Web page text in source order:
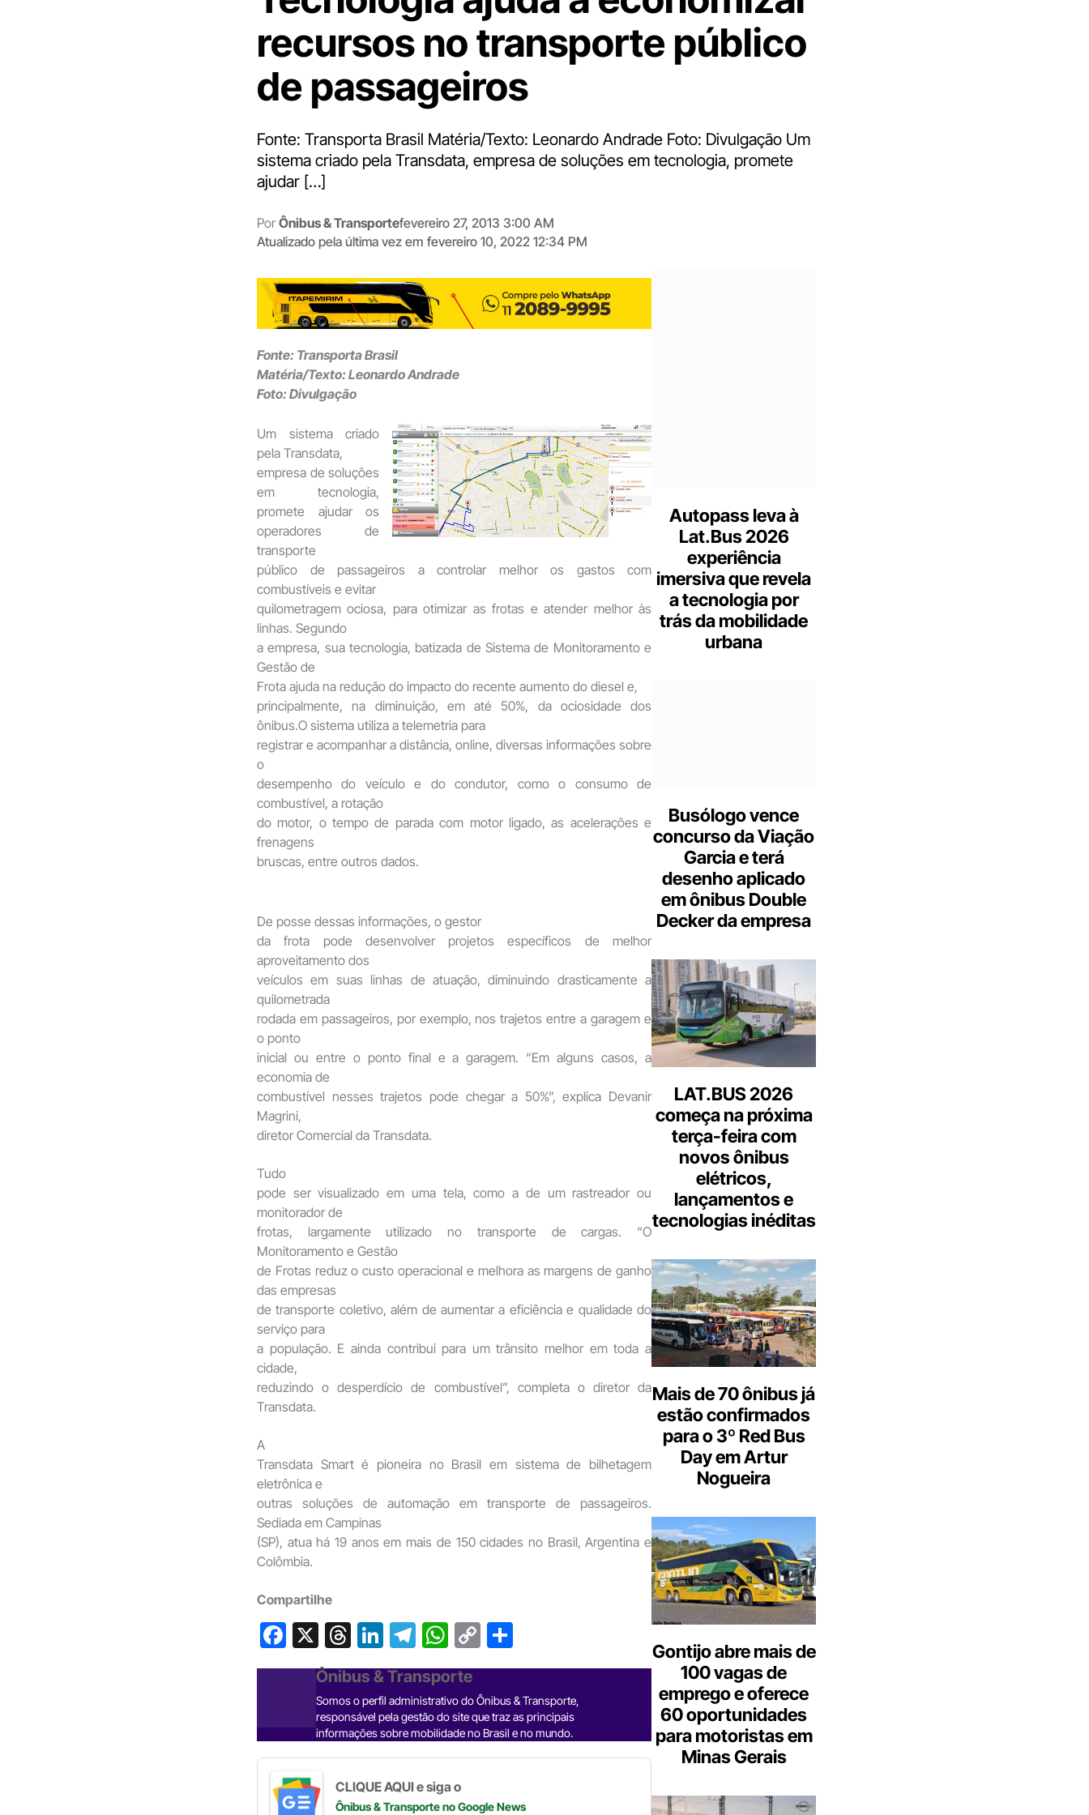
recursos no transporte público
de passageiros
Fonte: Transporta Brasil Matéria/Texto: Leonardo Andrade Foto: Divulgação Um
sistema criado pela Transdata, empresa de soluções em tecnologia, promete
ajudar […]
Por Ônibus & Transportefevereiro 27, 2013 3:00 AM
Atualizado pela última vez em fevereiro 10, 2022 12:34 PM
Fonte: Transporta Brasil
Matéria/Texto: Leonardo Andrade
Foto: Divulgação
Um sistema criado
pela Transdata,
empresa de soluções
em tecnologia,
promete ajudar os
operadores de
transporte
público de passageiros a controlar melhor os gastos com
combustíveis e evitar
quilometragem ociosa, para otimizar as frotas e atender melhor às
linhas. Segundo
a empresa, sua tecnologia, batizada de Sistema de Monitoramento e
Gestão de
Frota ajuda na redução do impacto do recente aumento do diesel e,
principalmente, na diminuição, em até 50%, da ociosidade dos
ônibus.O sistema utiliza a telemetria para
registrar e acompanhar a distância, online, diversas informações sobre
o
desempenho do veículo e do condutor, como o consumo de
combustível, a rotação
do motor, o tempo de parada com motor ligado, as acelerações e
frenagens
bruscas, entre outros dados.
De posse dessas informações, o gestor
da frota pode desenvolver projetos específicos de melhor
aproveitamento dos
veículos em suas linhas de atuação, diminuindo drasticamente a
quilometrada
rodada em passageiros, por exemplo, nos trajetos entre a garagem e
o ponto
inicial ou entre o ponto final e a garagem. “Em alguns casos, a
economia de
combustível nesses trajetos pode chegar a 50%”, explica Devanir
Magrini,
diretor Comercial da Transdata.
Tudo
pode ser visualizado em uma tela, como a de um rastreador ou
monitorador de
frotas, largamente utilizado no transporte de cargas. “O
Monitoramento e Gestão
de Frotas reduz o custo operacional e melhora as margens de ganho
das empresas
de transporte coletivo, além de aumentar a eficiência e qualidade do
serviço para
a população. E ainda contribui para um trânsito melhor em toda a
cidade,
reduzindo o desperdício de combustível”, completa o diretor da
Transdata.
A
Transdata Smart é pioneira no Brasil em sistema de bilhetagem
eletrônica e
outras soluções de automação em transporte de passageiros.
Sediada em Campinas
(SP), atua há 19 anos em mais de 150 cidades no Brasil, Argentina e
Colômbia.
Compartilhe
F
a
b
o
o
X
T
hr
e
a
d
s
Li
n
ke
dI
n
T
el
e
gr
a
m
W
h
at
s
A
p
p
C
o
p
y
Li
n
h
e
Ônibus & Transporte
Somos o perfil administrativo do Ônibus & Transporte,
responsável pela gestão do site que traz as principais
informações sobre mobilidade no Brasil e no mundo.
CLIQUE AQUI e siga o
Ônibus & Transporteno Google News
Autopass leva à
Lat.Bus 2026
experiência
imersiva que revela
a tecnologia por
trás da mobilidade
urbana
Busólogo vence
concurso da Viação
Garcia e terá
desenho aplicado
em ônibus Double
Decker da empresa
LAT.BUS 2026
começa na próxima
terça-feira com
novos ônibus
elétricos,
lançamentos e
tecnologias inéditas
Mais de 70 ônibus já
estão confirmados
para o 3º Red Bus
Day em Artur
Nogueira
Gontijo abre mais de
100 vagas de
emprego e oferece
60 oportunidades
para motoristas em
Minas Gerais
Digite